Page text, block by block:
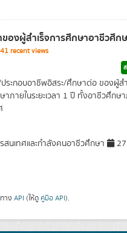
องผู้สำเร็จการศึกษาอาชีวศึก
41 recent views
ระกอบอาชีพอิสระ/ศึกษาต่อ ของผู้ส
ภายในระยะเวลา 1 ปี ทั้งอาชีวศึกษ
สนเทศและกำลังคนอาชีวศึกษา
27
าง API (ให้ดู คู่มือ API).